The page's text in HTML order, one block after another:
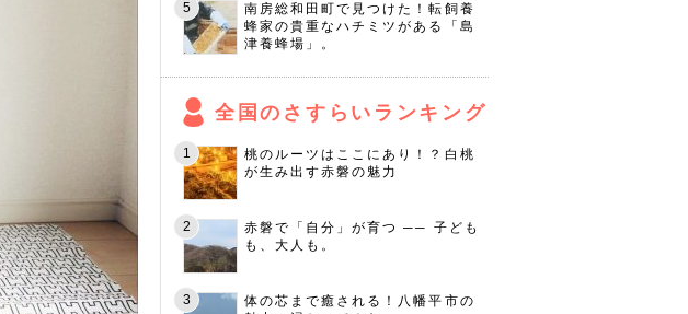
南房総和田町で見つけた！転飼養
蜂家の貴重なハチミツがある「島
津養蜂場」。
全国のさすらいランキング
桃のルーツはここにあり！？白桃
が生み出す赤磐の魅力
赤磐で「自分」が育つ ── 子ども
も、大人も。
体の芯まで癒される！八幡平市の